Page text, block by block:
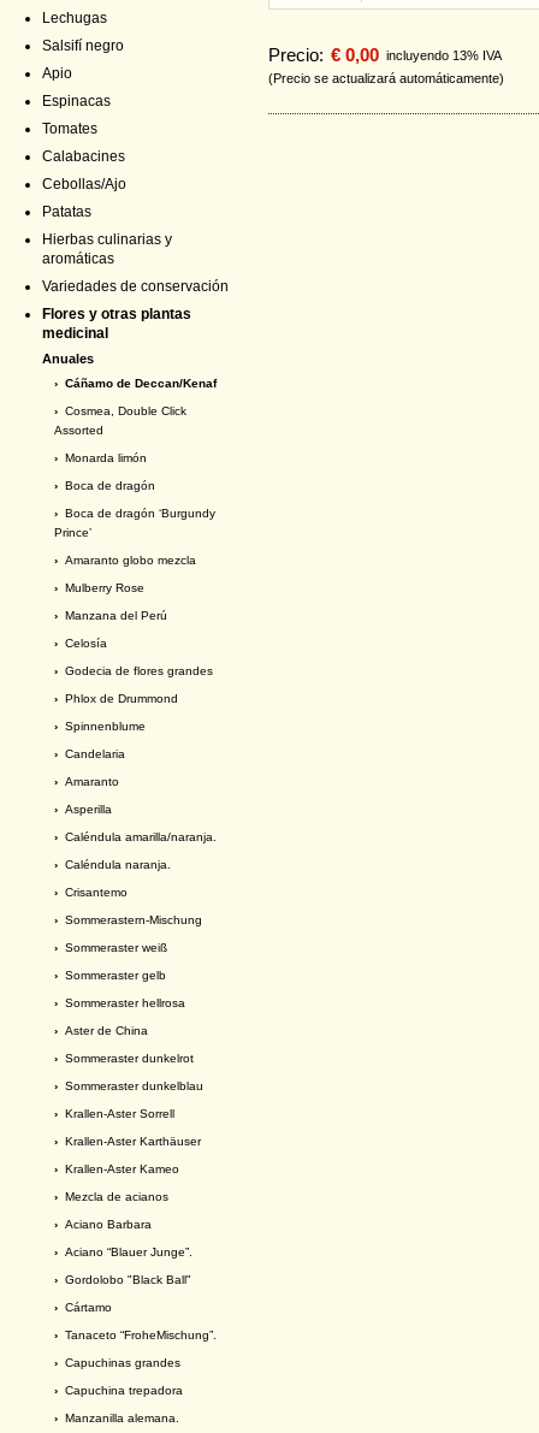
Lechugas
Salsifí negro
Apio
Espinacas
Tomates
Calabacines
Cebollas/Ajo
Patatas
Hierbas culinarias y
aromáticas
Variedades de conservación
Flores y otras plantas
medicinal
Anuales
› Cáñamo de Deccan/Kenaf
› Cosmea, Double Click
Assorted
› Monarda limón
› Boca de dragón
› Boca de dragón ‘Burgundy
Prince’
› Amaranto globo mezcla
› Mulberry Rose
› Manzana del Perú
› Celosía
› Godecia de flores grandes
› Phlox de Drummond
› Spinnenblume
› Candelaria
› Amaranto
› Asperilla
› Caléndula amarilla/naranja.
› Caléndula naranja.
› Crisantemo
› Sommerastern-Mischung
› Sommeraster weiß
› Sommeraster gelb
› Sommeraster hellrosa
› Aster de China
› Sommeraster dunkelrot
› Sommeraster dunkelblau
› Krallen-Aster Sorrell
› Krallen-Aster Karthäuser
› Krallen-Aster Kameo
› Mezcla de acianos
› Aciano Barbara
› Aciano “Blauer Junge”.
› Gordolobo "Black Ball"
› Cártamo
› Tanaceto “FroheMischung”.
› Capuchinas grandes
› Capuchina trepadora
› Manzanilla alemana.
Precio: € 0,00 incluyendo 13% IVA
(Precio se actualizará automáticamente)